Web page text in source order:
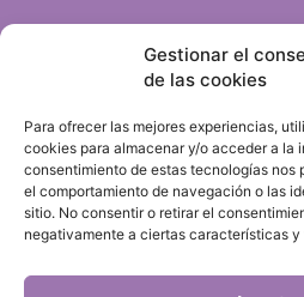
Gestionar el
de las cookies
Para ofrecer las mejores experiencias,
cookies para almacenar y/o acceder a la
consentimiento de estas tecnologías nos
el comportamiento de navegación o las
sitio. No consentir o retirar el
negativamente a ciertas características
Política de cookies